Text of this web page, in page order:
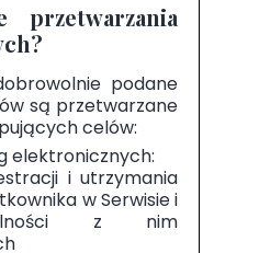
przetwarzania
podane
są przetwarzane
celów:
elektronicznych:
i utrzymania
w Serwisie i
z nim